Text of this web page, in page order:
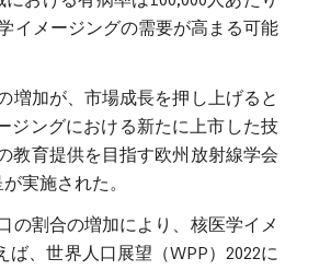
イメージングの需要が高まる可能
増加が、市場成長を押し上げると
ジングにおける新たに上市した技
教育提供を目指す欧州放射線学会
実施された。
の割合の増加により、核医学イメ
、世界人口展望（WPP）2022に